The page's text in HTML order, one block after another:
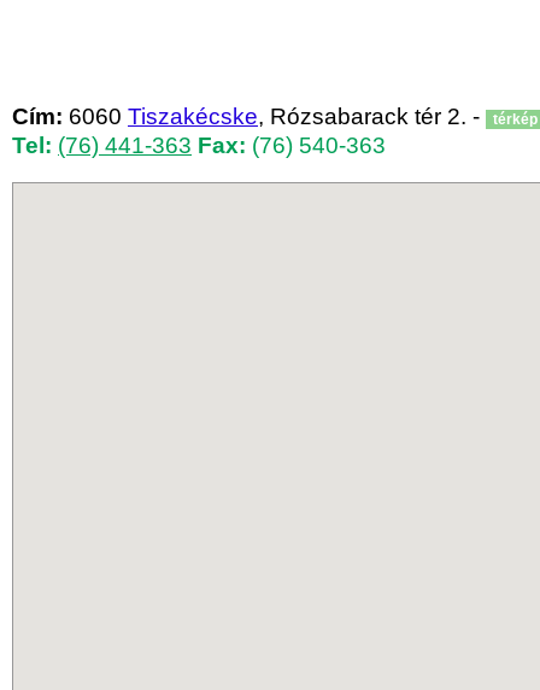
Cím: 6060 Tiszakécske, Rózsabarack tér 2. - térkép
Tel: (76) 441-363 Fax: (76) 540-363